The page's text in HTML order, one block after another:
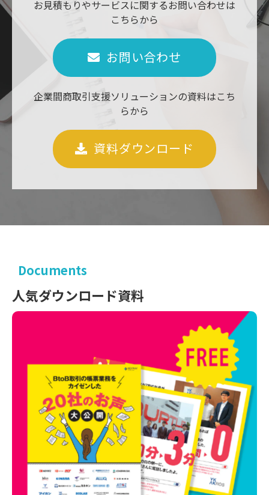
お見積もりやサービスに関するお問い合わせは
こちらから
お問い合わせ
企業間商取引支援ソリューションの資料はこち
らから
資料ダウンロード
Documents
人気ダウンロード資料